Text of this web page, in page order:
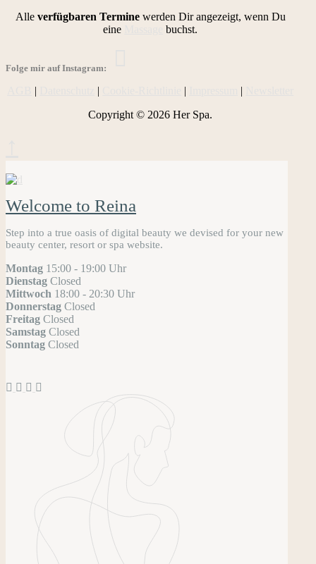
Alle verfügbaren Terminewerden Dir angezeigt, wenn Du
eine
buchst.
Folge mir auf Instagram:
| | | |
Copyright © 2026 Her Spa.
Welcome to Reina
Step into a true oasis of digital beauty we devised for your new
beauty center, resort or spa website.
Montag 15:00 - 19:00 Uhr
Dienstag Closed
Mittwoch 18:00 - 20:30 Uhr
Donnerstag Closed
Freitag Closed
Samstag Closed
Sonntag Closed